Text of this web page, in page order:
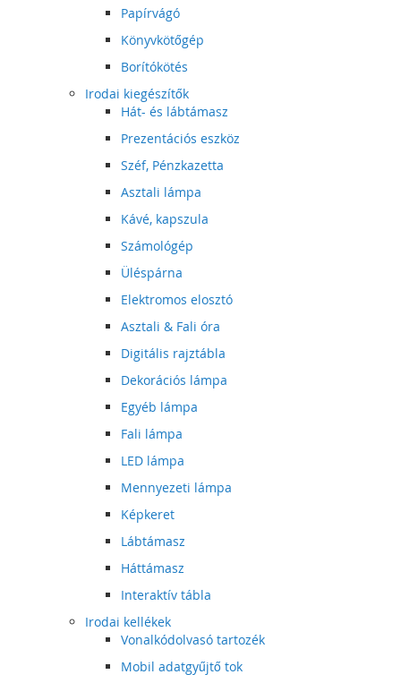
Papírvágó
Könyvkötőgép
Borítókötés
Irodai kiegészítők
Hát- és lábtámasz
Prezentációs eszköz
Széf, Pénzkazetta
Asztali lámpa
Kávé, kapszula
Számológép
Üléspárna
Elektromos elosztó
Asztali & Fali óra
Digitális rajztábla
Dekorációs lámpa
Egyéb lámpa
Fali lámpa
LED lámpa
Mennyezeti lámpa
Képkeret
Lábtámasz
Háttámasz
Interaktív tábla
Irodai kellékek
Vonalkódolvasó tartozék
Mobil adatgyűjtő tok